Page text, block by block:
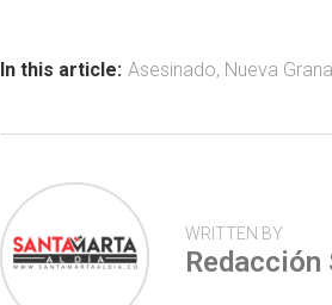
ok p
tir
In this article: Asesinado, Nueva
WRITTEN BY
Redacción